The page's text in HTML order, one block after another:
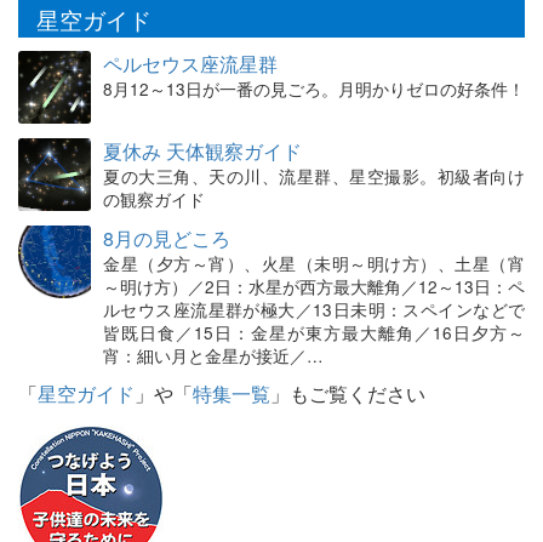
星空ガイド
ペルセウス座流星群
8月12～13日が一番の見ごろ。月明かりゼロの好条件！
夏休み 天体観察ガイド
夏の大三角、天の川、流星群、星空撮影。初級者向け
の観察ガイド
8月の見どころ
金星（夕方～宵）、火星（未明～明け方）、土星（宵
～明け方）／2日：水星が西方最大離角／12～13日：ペ
ルセウス座流星群が極大／13日未明：スペインなどで
皆既日食／15日：金星が東方最大離角／16日夕方～
宵：細い月と金星が接近／…
「星空ガイド 」や「特集一覧 」もご覧ください